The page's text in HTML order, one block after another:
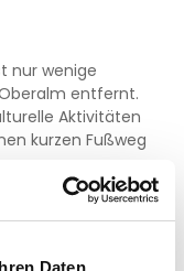
Daten
nur wenige
entfernt.
Aktivitäten
kurzen Fußweg